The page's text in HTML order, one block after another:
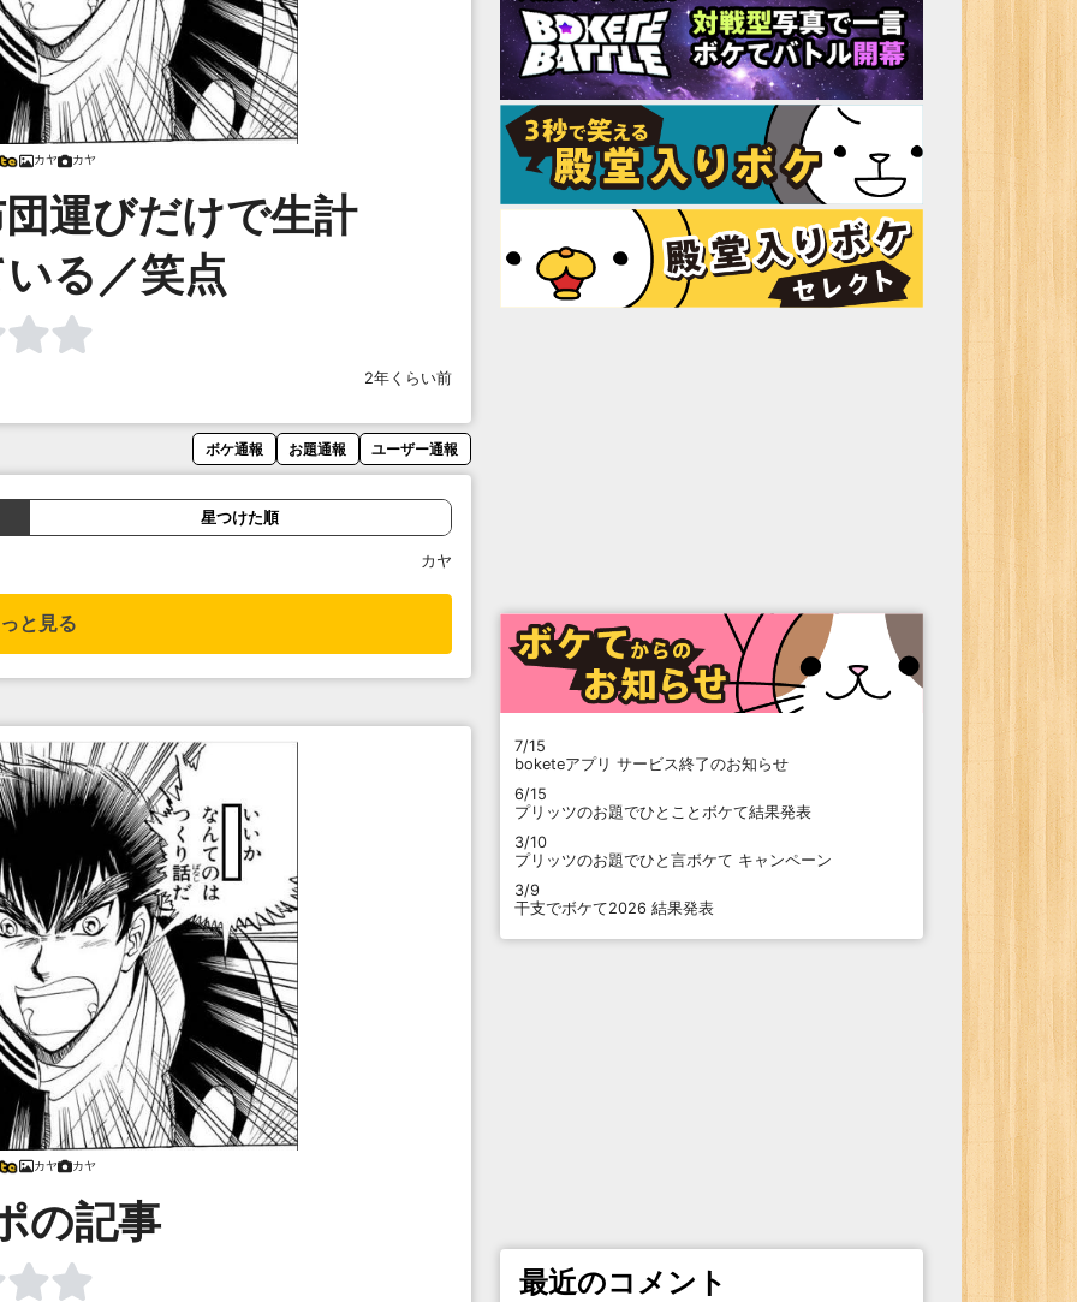
カヤ カヤ
運びだけで生計
る／笑点
2年くらい前
ボケ通報 お題通報 ユーザー通報
星つけた順
カヤ
と見る
カヤ カヤ
の記事
7/15
boketeアプリ サービス終了のお知らせ
6/15
プリッツのお題でひとことボケて結果発表
3/10
プリッツのお題でひと言ボケて キャンペーン
3/9
干支でボケて2026 結果発表
最近のコメント